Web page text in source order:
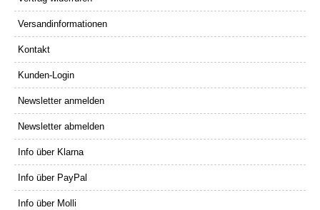
Versandinformationen
Kontakt
Kunden-Login
Newsletter anmelden
Newsletter abmelden
Info über Klarna
Info über PayPal
Info über Molli